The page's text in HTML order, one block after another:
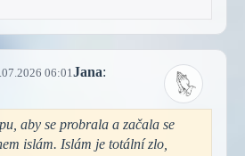
06:01 Jana:
aby se probrala a začala se
islám. Islám je totální zlo,